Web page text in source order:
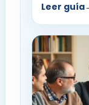
Leer guía